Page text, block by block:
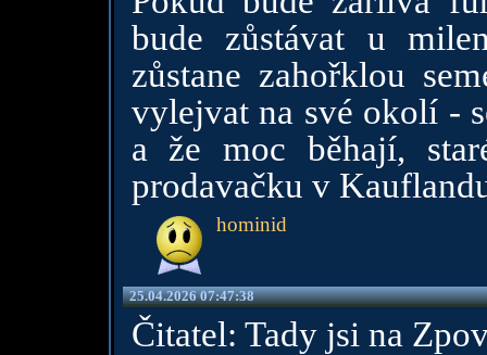
bude zůstávat u
zůstane zahořklou
vylejvat na své okolí -
a že moc běhají,
prodavačku v
hominid
25.04.2026 07:47:38
Čitatel: Tady jsi na